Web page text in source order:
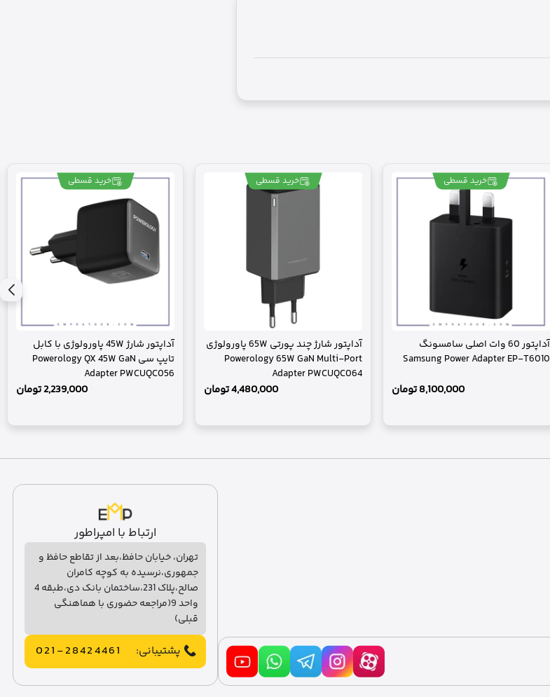
خرید قسطی
آداپتور 60 وات اصلی سامسونگ
Samsung Power Adapter EP-T6010
8,100,000تومان
خرید قسطی
آداپتور شارژ چند پورتی 65W پاورولوژی
Powerology 65W GaN Multi-Port
Adapter PWCUQC064
4,480,000تومان
خرید قسطی
آداپتور شارژ 45W پاورولوژی با کابل
تایپ سی Powerology QX 45W GaN
Adapter PWCUQC056
2,239,000تومان
ارتباط با امپراطور
تهران، خیابان حافظ،بعد از تقاطع حافظ و
جمهوری،نرسیده به کوچه کامران
صالح،پلاک 231،ساختمان بانک دی،طبقه 4
واحد 9(مراجعه حضوری با هماهنگی
قبلی)
پشتیبانی: 021-28424461